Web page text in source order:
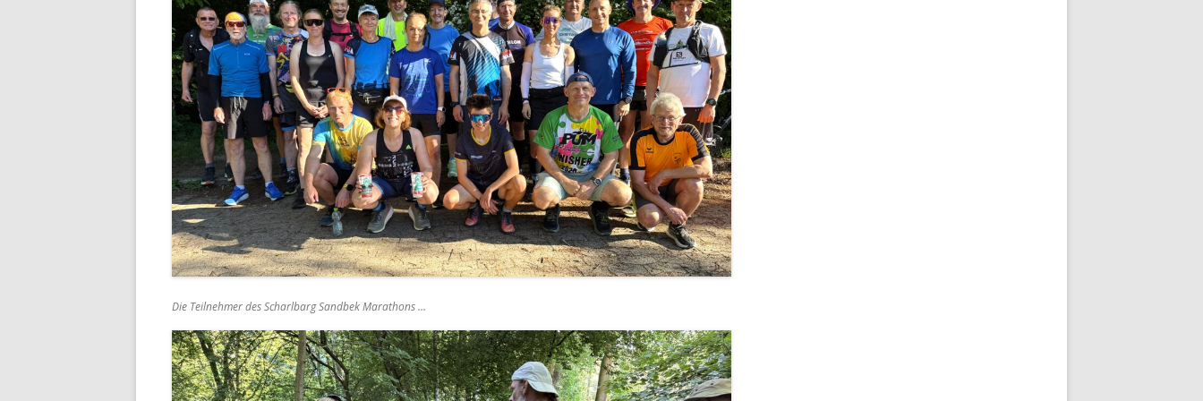
Die Teilnehmer des Scharlbarg Sandbek Marathons …